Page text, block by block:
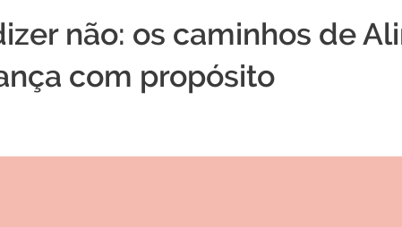
não: os caminhos de
com propósito